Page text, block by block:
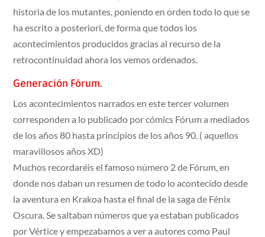
historia de los mutantes, poniendo en orden todo lo que se
ha escrito a posteriori, de forma que todos los
acontecimientos producidos gracias al recurso de la
retrocontinuidad ahora los vemos ordenados.
Generación Fórum.
Los acontecimientos narrados en este tercer volumen
corresponden a lo publicado por cómics Fórum a mediados
de los años 80 hasta principios de los años 90. ( aquellos
maravillosos años XD)
Muchos recordaréis el famoso número 2 de Fórum, en
donde nos daban un resumen de todo lo acontecido desde
la aventura en Krakoa hasta el final de la saga de Fénix
Oscura. Se saltaban números que ya estaban publicados
por Vértice y empezabamos a ver a autores como Paul